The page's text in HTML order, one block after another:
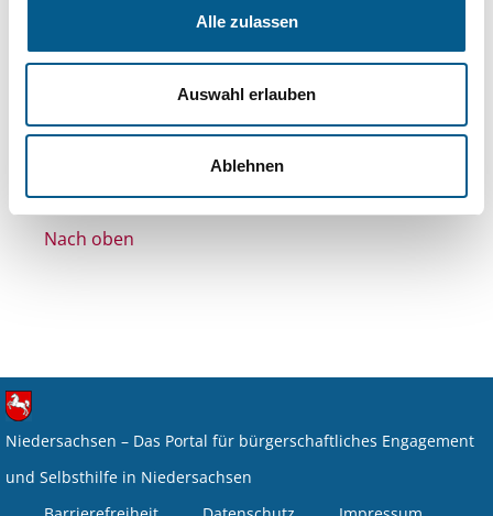
Alle zulassen
Auswahl erlauben
Ablehnen
Themen: Politische Bildung & Demokratie
Themen: Wohltätige Zwecke
Alle Filter entfernen
Nach oben
Niedersachsen – Das Portal für bürgerschaftliches Engagement
und Selbsthilfe in Niedersachsen